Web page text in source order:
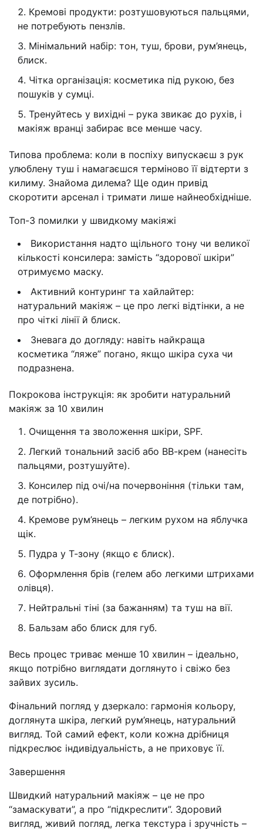
Кремові продукти: розтушовуються пальцями,
не потребують пензлів.
Мінімальний набір: тон, туш, брови, рум’янець,
блиск.
Чітка організація: косметика під рукою, без
пошуків у сумці.
Тренуйтесь у вихідні – рука звикає до рухів, і
макіяж вранці забирає все менше часу.
Типова проблема: коли в поспіху випускаєш з рук
улюблену туш і намагаєшся терміново її відтерти з
килиму. Знайома дилема? Ще один привід
скоротити арсенал і тримати лише найнеобхідніше.
Топ-3 помилки у швидкому макіяжі
Використання надто щільного тону чи великої
кількості консилера: замість “здорової шкіри”
отримуємо маску.
Активний контуринг та хайлайтер:
натуральний макіяж – це про легкі відтінки, а не
про чіткі лінії й блиск.
Зневага до догляду: навіть найкраща
косметика “ляже” погано, якщо шкіра суха чи
подразнена.
Покрокова інструкція: як зробити натуральний
макіяж за 10 хвилин
Очищення та зволоження шкіри, SPF.
Легкий тональний засіб або ВВ-крем (нанесіть
пальцями, розтушуйте).
Консилер під очі/на почервоніння (тільки там,
де потрібно).
Кремове рум’янець – легким рухом на яблучка
щік.
Пудра у Т-зону (якщо є блиск).
Оформлення брів (гелем або легкими штрихами
олівця).
Нейтральні тіні (за бажанням) та туш на вії.
Бальзам або блиск для губ.
Весь процес триває менше 10 хвилин – ідеально,
якщо потрібно виглядати доглянуто і свіжо без
зайвих зусиль.
Фінальний погляд у дзеркало: гармонія кольору,
доглянута шкіра, легкий рум’янець, натуральний
вигляд. Той самий ефект, коли кожна дрібниця
підкреслює індивідуальність, а не приховує її.
Завершення
Швидкий натуральний макіяж – це не про
“замаскувати”, а про “підкреслити”. Здоровий
вигляд, живий погляд, легка текстура і зручність –